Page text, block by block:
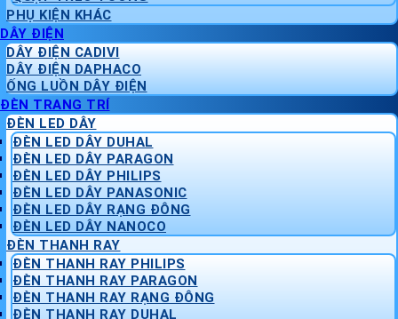
PHỤ KIỆN KHÁC
DÂY ĐIỆN
DÂY ĐIỆN CADIVI
DÂY ĐIỆN DAPHACO
ỐNG LUỒN DÂY ĐIỆN
ĐÈN TRANG TRÍ
ĐÈN LED DÂY
ĐÈN LED DÂY DUHAL
ĐÈN LED DÂY PARAGON
ĐÈN LED DÂY PHILIPS
ĐÈN LED DÂY PANASONIC
ĐÈN LED DÂY RẠNG ĐÔNG
ĐÈN LED DÂY NANOCO
ĐÈN THANH RAY
ĐÈN THANH RAY PHILIPS
ĐÈN THANH RAY PARAGON
ĐÈN THANH RAY RẠNG ĐÔNG
ĐÈN THANH RAY DUHAL